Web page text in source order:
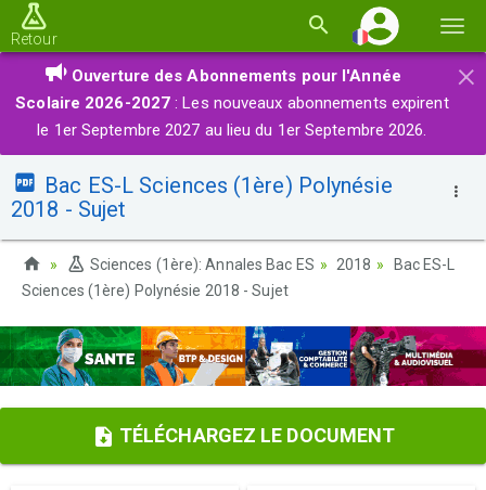
la
Retour
×
Ouverture des Abonnements pour l'Année
Scolaire 2026-2027 : Les nouveaux abonnements expirent
le 1er Septembre 2027 au lieu du 1er Septembre 2026.
Bac ES-L Sciences (1ère) Polynésie
2018 - Sujet
Sciences (1ère): Annales Bac ES 2018
Bac ES-L
Sciences (1ère) Polynésie 2018 - Sujet
TÉLÉCHARGEZ LE DOCUMENT